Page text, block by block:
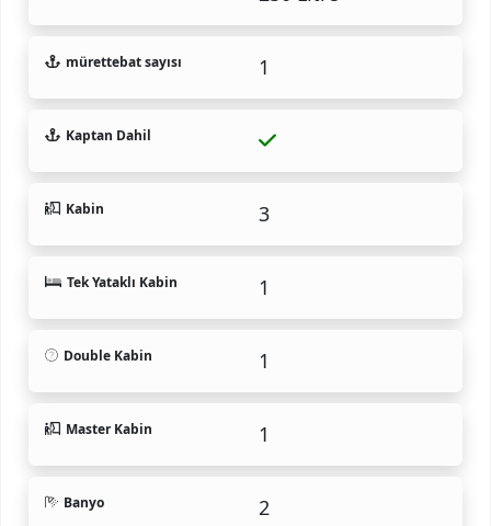
mürettebat sayısı 1
Kaptan Dahil
Kabin 3
Tek Yataklı Kabin 1
Double Kabin 1
Master Kabin 1
Banyo 2